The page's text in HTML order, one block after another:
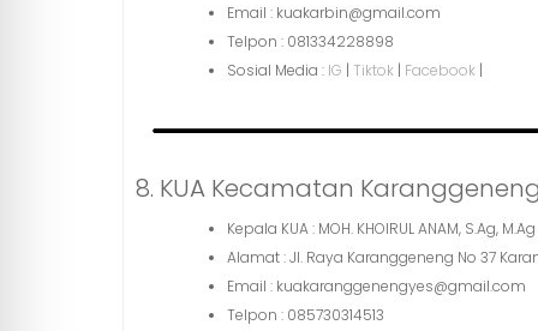
Email : kuakarbin@gmail.com
Telpon : 081334228898
Sosial Media : IG | Tiktok | Facebook |
8. KUA Kecamatan Karanggeneng
Kepala KUA : MOH. KHOIRUL ANAM, S.Ag, M.Ag
Alamat : Jl. Raya Karanggeneng No 37
Email : kuakaranggenengyes@gmail.com
Telpon : 085730314513